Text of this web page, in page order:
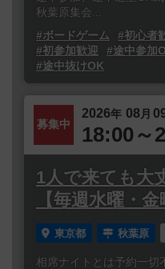
秋葉原集会...
#ボードゲーム
#初心者
#初参加歓迎
#途中参加
#途中抜けOK
募集中
2026年 08 月
18:00～
1人で来ても大
【毎週水曜・金
東京都 秋葉原
相席ナイトとは予約一切